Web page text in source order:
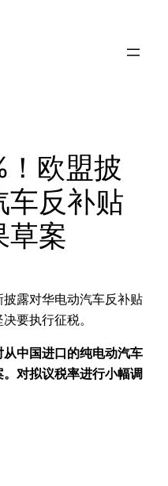
欧盟披
车反补贴
草案
露对华电动汽车反补贴
要执行征税。
中国进口的纯电动汽车
对拟议税率进行小幅调